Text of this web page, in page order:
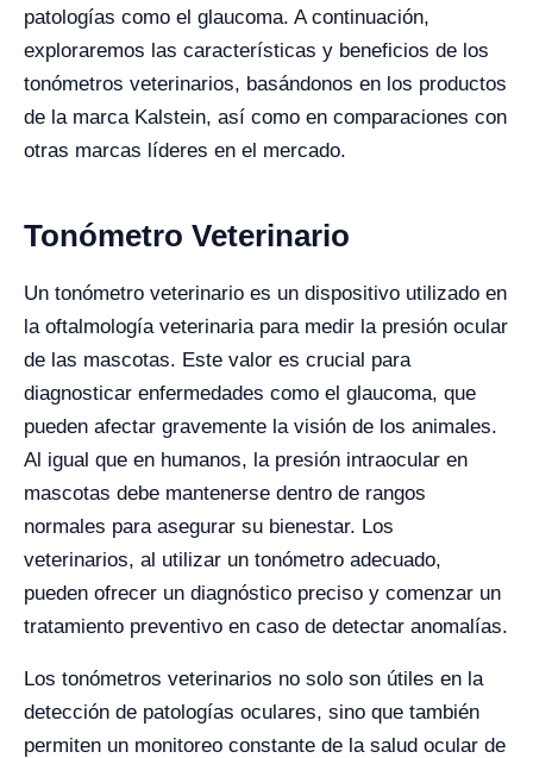
patologías como el glaucoma. A continuación,
exploraremos las características y beneficios de los
tonómetros veterinarios, basándonos en los productos
de la marca Kalstein, así como en comparaciones con
otras marcas líderes en el mercado.
Tonómetro Veterinario
Un tonómetro veterinario es un dispositivo utilizado en
la oftalmología veterinaria para medir la presión ocular
de las mascotas. Este valor es crucial para
diagnosticar enfermedades como el glaucoma, que
pueden afectar gravemente la visión de los animales.
Al igual que en humanos, la presión intraocular en
mascotas debe mantenerse dentro de rangos
normales para asegurar su bienestar. Los
veterinarios, al utilizar un tonómetro adecuado,
pueden ofrecer un diagnóstico preciso y comenzar un
tratamiento preventivo en caso de detectar anomalías.
Los tonómetros veterinarios no solo son útiles en la
detección de patologías oculares, sino que también
permiten un monitoreo constante de la salud ocular de